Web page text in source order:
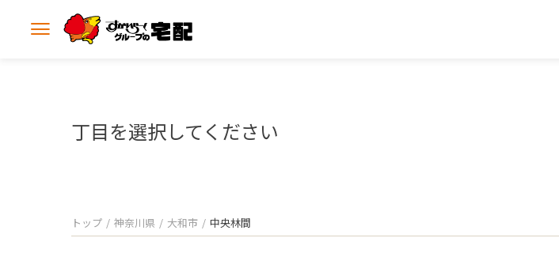
メ
丁目を選択してください
トップ 神奈川県 大和市 中央林間